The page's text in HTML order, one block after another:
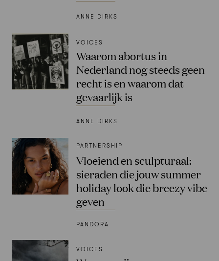
ANNE DIRKS
VOICES
Waarom abortus in
Nederland nog steeds geen
recht is en waarom dat
gevaarlijk is
ANNE DIRKS
PARTNERSHIP
Vloeiend en sculpturaal:
sieraden die jouw summer
holiday look die breezy vibe
geven
PANDORA
VOICES